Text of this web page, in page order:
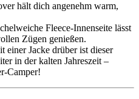
hält dich angenehm warm,
Fleece-Innenseite lässt
Zügen genießen.
einer Jacke drüber ist dieser
in der kalten Jahreszeit –
Camper!